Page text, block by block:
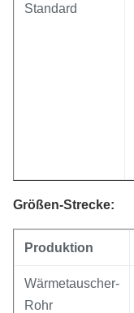
Standard
Größen-Strecke:
Produktion
Wärmetauscher-
Rohr